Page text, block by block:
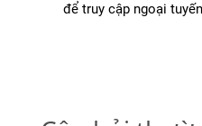
để truy cập ngoại